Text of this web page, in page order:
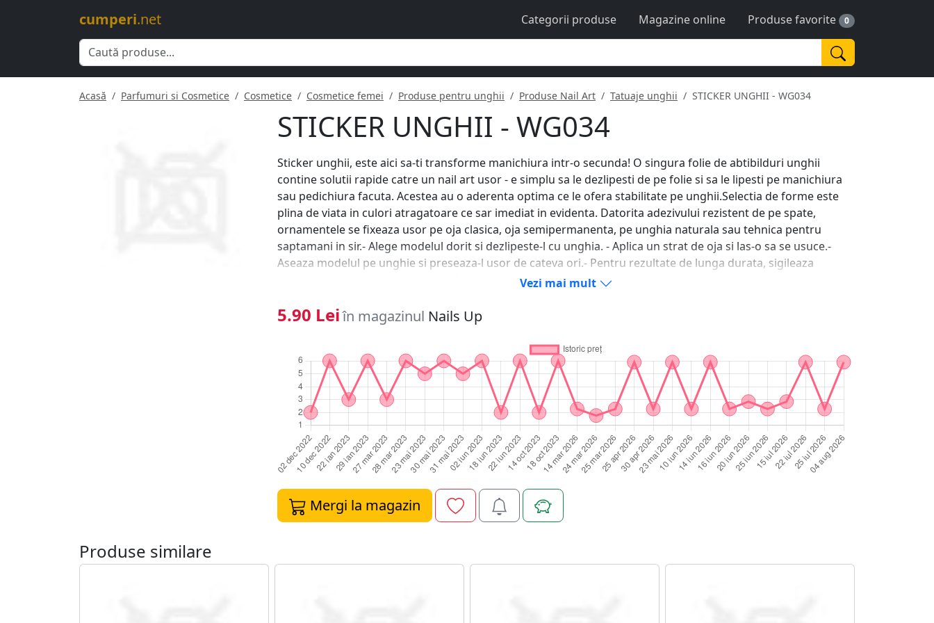
cumperi.net Categorii produse Magazine online Produse favorite 0
Acasă Parfumuri si Cosmetice Cosmetice Cosmetice femei Produse pentru unghii Produse Nail Art Tatuaje unghii STICKER UNGHII - WG034
STICKER UNGHII - WG034
Sticker unghii, este aici sa-ti transforme manichiura intr-o secunda! O singura folie de abtibilduri unghii
contine solutii rapide catre un nail art usor - e simplu sa le dezlipesti de pe folie si sa le lipesti pe manichiura
sau pedichiura facuta. Acestea au o aderenta optima ce le ofera stabilitate pe unghii.Selectia de forme este
plina de viata in culori atragatoare ce sar imediat in evidenta. Datorita adezivului rezistent de pe spate,
ornamentele se fixeaza usor pe oja clasica, oja semipermanenta, pe unghia naturala sau tehnica pentru
saptamani in sir.- Alege modelul dorit si dezlipeste-l cu unghia. - Aplica un strat de oja si las-o sa se usuce.-
Aseaza modelul pe unghie si preseaza-l usor de cateva ori.- Pentru rezultate de lunga durata, sigileaza
Vezi mai mult
5.90 Leiîn magazinul Nails Up
Mergi la magazin
Produse similare